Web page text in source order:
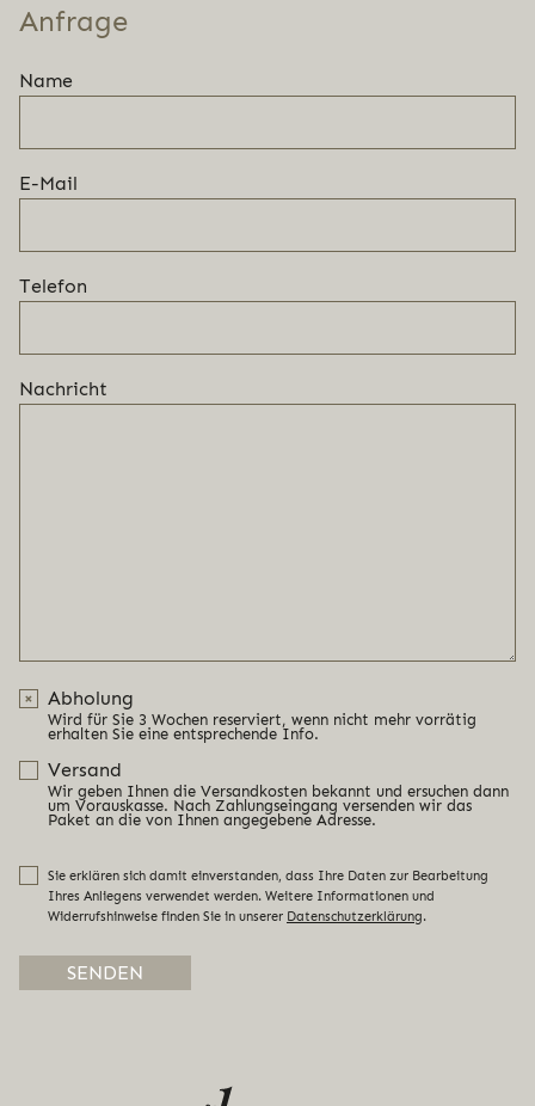
Anfrage
Name
E-Mail
Telefon
Nachricht
Abholung
Wird für Sie 3 Wochen reserviert, wenn nicht mehr vorrätig
erhalten Sie eine entsprechende Info.
Versand
Wir geben Ihnen die Versandkosten bekannt und ersuchen dann
um Vorauskasse. Nach Zahlungseingang versenden wir das
Paket an die von Ihnen angegebene Adresse.
Sie erklären sich damit einverstanden, dass Ihre Daten zur Bearbeitung
Ihres Anliegens verwendet werden. Weitere Informationen und
Widerrufshinweise finden Sie in unserer Datenschutzerklärung.